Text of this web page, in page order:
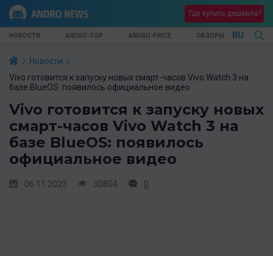
Где купить дешевле?
НОВОСТИ ANDRO-TOP ANDRO-PRICE ОБЗОРЫ RU
Новости
Vivo готовится к запуску новых смарт-часов Vivo Watch 3 на
базе BlueOS: появилось официальное видео
Vivo готовится к запуску новых
смарт-часов Vivo Watch 3 на
базе BlueOS: появилось
официальное видео
06.11.2023 30804 0